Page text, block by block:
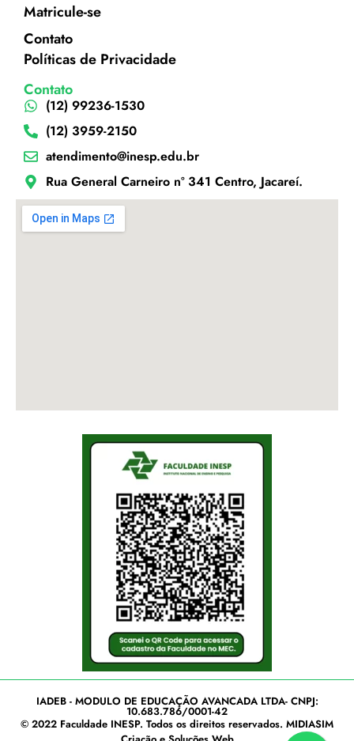
Matricule-se
Contato
Políticas de Privacidade
Contato
(12) 99236-1530
(12) 3959-2150
atendimento@inesp.edu.br
Rua General Carneiro nº 341 Centro, Jacareí.
© 2022 Faculdade INESP. Todos os direitos reservados. MIDIASIM
IADEB - MODULO DE EDUCAÇÃO AVANCADA LTDA- CNPJ:
10.683.786/0001-42